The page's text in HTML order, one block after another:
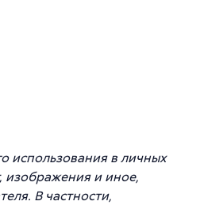
использования в личных
изображения и иное,
В частности,